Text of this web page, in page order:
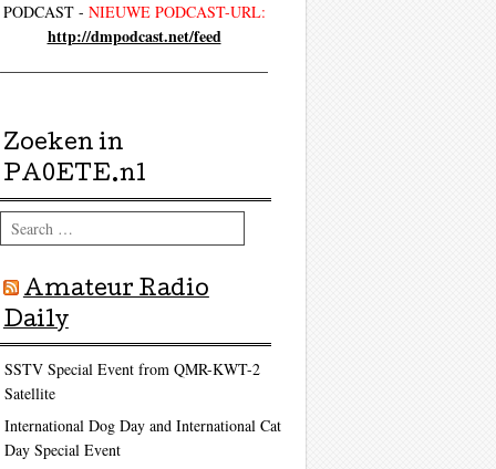
PODCAST - NIEUWE PODCAST-URL:
http://dmpodcast.net/feed
Zoeken in
PA0ETE.nl
Search
Amateur Radio
Daily
SSTV Special Event from QMR-KWT-2
Satellite
International Dog Day and International Cat
Day Special Event